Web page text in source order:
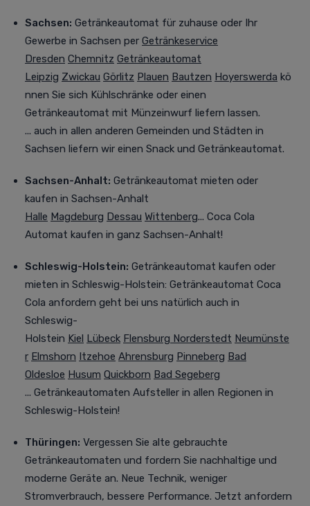
Sachsen: Getränkeautomat für zuhause oder Ihr
Gewerbe in Sachsen per Getränkeservice
Dresden Chemnitz Getränkeautomat
Leipzig Zwickau Görlitz Plauen Bautzen Hoyerswerda kö
nnen Sie sich Kühlschränke oder einen
Getränkeautomat mit Münzeinwurf liefern lassen.
... auch in allen anderen Gemeinden und Städten in
Sachsen liefern wir einen Snack und Getränkeautomat.
Sachsen-Anhalt: Getränkeautomat mieten oder
kaufen in Sachsen-Anhalt
Halle Magdeburg Dessau Wittenberg... Coca Cola
Automat kaufen in ganz Sachsen-Anhalt!
Schleswig-Holstein: Getränkeautomat kaufen oder
mieten in Schleswig-Holstein: Getränkeautomat Coca
Cola anfordern geht bei uns natürlich auch in
Schleswig-
Holstein Kiel Lübeck Flensburg Norderstedt Neumünste
r Elmshorn Itzehoe Ahrensburg Pinneberg Bad
Oldesloe Husum Quickborn Bad Segeberg
... Getränkeautomaten Aufsteller in allen Regionen in
Schleswig-Holstein!
Thüringen: Vergessen Sie alte gebrauchte
Getränkeautomaten und fordern Sie nachhaltige und
moderne Geräte an. Neue Technik, weniger
Stromverbrauch, bessere Performance. Jetzt anfordern